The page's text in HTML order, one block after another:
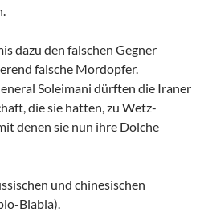
dazu den falschen Gegner
falsche Mordopfer.
Soleimani dürften die Iraner
die sie hatten, zu Wetz-
denen sie nun ihre Dolche
und chinesischen
Blabla).